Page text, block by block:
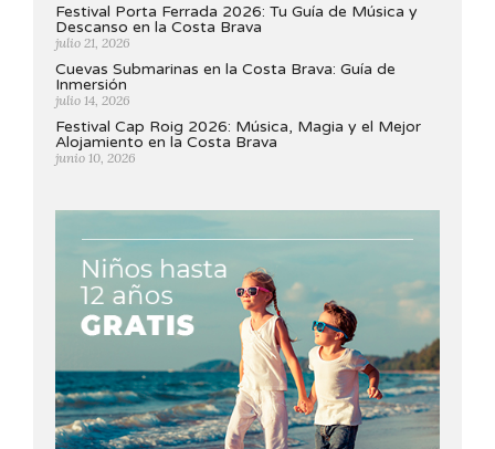
Festival Porta Ferrada 2026: Tu Guía de Música y
Descanso en la Costa Brava
julio 21, 2026
Cuevas Submarinas en la Costa Brava: Guía de
Inmersión
julio 14, 2026
Festival Cap Roig 2026: Música, Magia y el Mejor
Alojamiento en la Costa Brava
junio 10, 2026